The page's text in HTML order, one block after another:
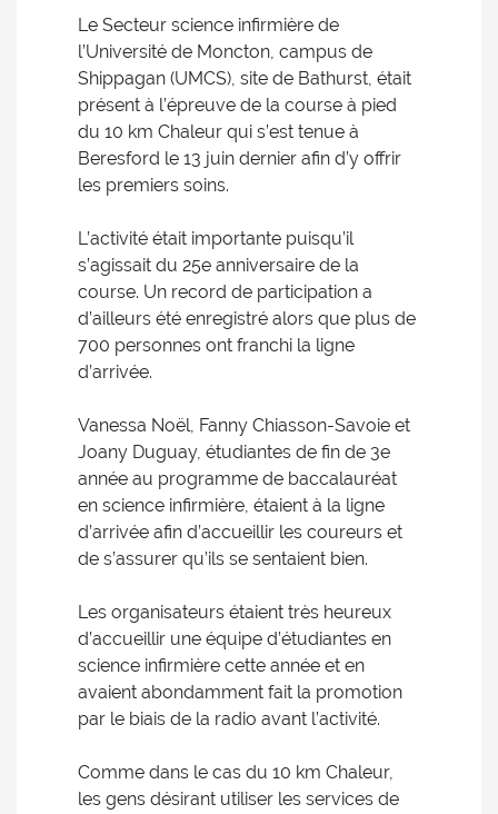
Le Secteur science infirmière de
l’Université de Moncton, campus de
Shippagan (UMCS), site de Bathurst, était
présent à l’épreuve de la course à pied
du 10 km Chaleur qui s’est tenue à
Beresford le 13 juin dernier afin d’y offrir
les premiers soins.
L’activité était importante puisqu’il
s’agissait du 25e anniversaire de la
course. Un record de participation a
d’ailleurs été enregistré alors que plus de
700 personnes ont franchi la ligne
d’arrivée.
Vanessa Noël, Fanny Chiasson-Savoie et
Joany Duguay, étudiantes de fin de 3e
année au programme de baccalauréat
en science infirmière, étaient à la ligne
d’arrivée afin d’accueillir les coureurs et
de s’assurer qu’ils se sentaient bien.
Les organisateurs étaient très heureux
d’accueillir une équipe d’étudiantes en
science infirmière cette année et en
avaient abondamment fait la promotion
par le biais de la radio avant l’activité.
Comme dans le cas du 10 km Chaleur,
les gens désirant utiliser les services de